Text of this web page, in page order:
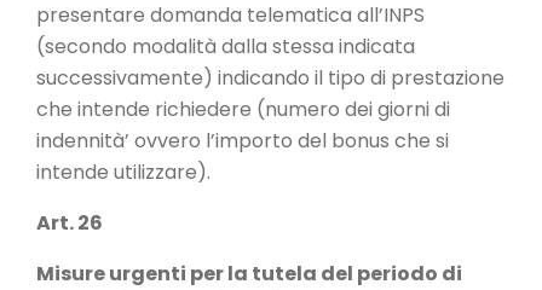
presentare domanda telematica all’INPS
(secondo modalità dalla stessa indicata
successivamente) indicando il tipo di prestazione
che intende richiedere (numero dei giorni di
indennità’ ovvero l’importo del bonus che si
intende utilizzare).
Art. 26
Misure urgenti per la tutela del periodo di